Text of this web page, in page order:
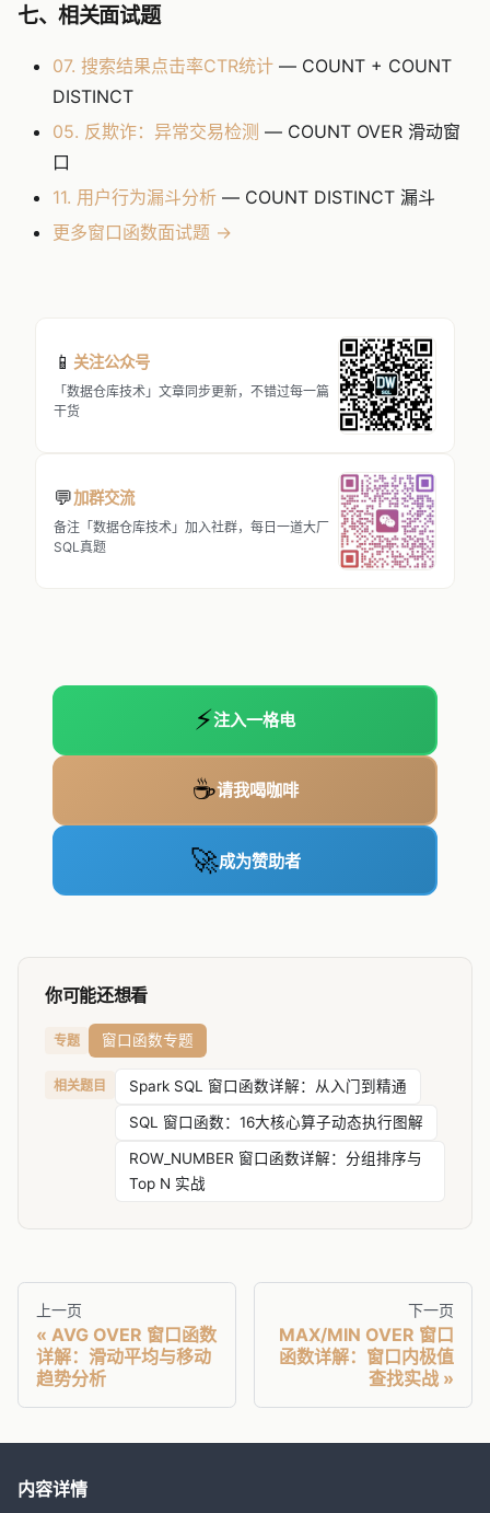
七、相关面试题
07. 搜索结果点击率CTR统计 — COUNT + COUNT
DISTINCT
05. 反欺诈：异常交易检测 — COUNT OVER 滑动窗
口
11. 用户行为漏斗分析 — COUNT DISTINCT 漏斗
更多窗口函数面试题 →
📱 关注公众号
「数据仓库技术」文章同步更新，不错过每一篇
干货
💬加群交流
备注「数据仓库技术」加入社群，每日一道大厂
SQL真题
⚡注入一格电
☕请我喝咖啡
🚀成为赞助者
你可能还想看
专题 窗口函数专题
相关题目 Spark SQL 窗口函数详解：从入门到精通
SQL 窗口函数：16大核心算子动态执行图解
ROW_NUMBER 窗口函数详解：分组排序与
Top N 实战
上一页
AVG OVER 窗口函数
详解：滑动平均与移动
趋势分析
下一页
MAX/MIN OVER 窗口
函数详解：窗口内极值
查找实战
内容详情